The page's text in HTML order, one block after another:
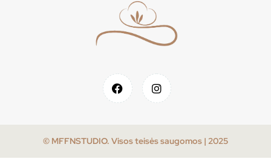
© MFFNSTUDIO. Visos teisės saugomos | 2025